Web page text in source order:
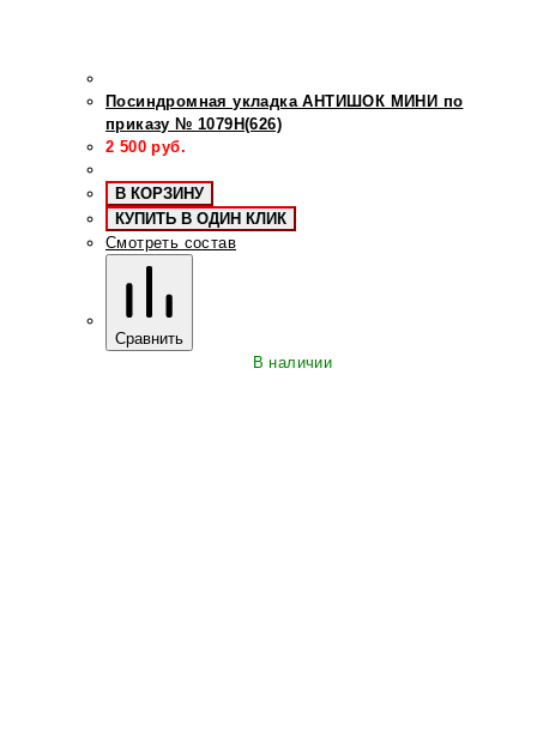
Посиндромная укладка АНТИШОК МИНИ по
приказу № 1079Н(626)
2 500 руб.
В КОРЗИНУ
КУПИТЬ В ОДИН КЛИК
Смотреть состав
Сравнить
В наличии